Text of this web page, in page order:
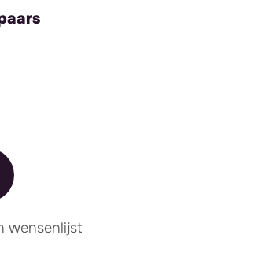
wensenlijst